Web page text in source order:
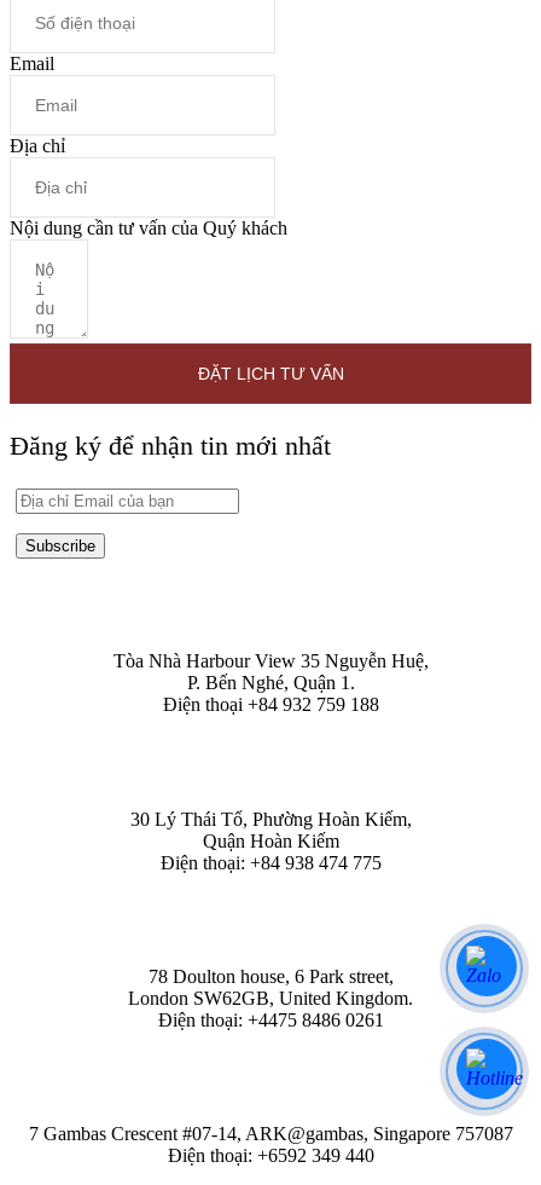
Email
Địa chỉ
Nội dung cần tư vấn của Quý khách
ĐẶT LỊCH TƯ VẤN
Đăng ký để nhận tin mới nhất
Subscribe
Tòa Nhà Harbour View 35 Nguyễn Huệ,
P. Bến Nghé, Quận 1.
Điện thoại +84 932 759 188
30 Lý Thái Tổ, Phường Hoàn Kiếm,
Quận Hoàn Kiếm
Điện thoại: +84 938 474 775
78 Doulton house, 6 Park street,
London SW62GB, United Kingdom.
Điện thoại: +4475 8486 0261
7 Gambas Crescent #07-14, ARK@gambas, Singapore 757087
Điện thoại: +6592 349 440